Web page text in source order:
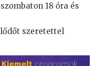
18 óra és
szeretettel